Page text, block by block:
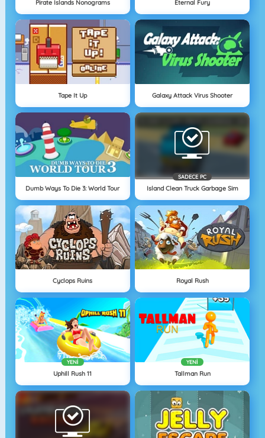
Pirate Islands Nonograms Eternal Fury
Tape It Up Galaxy Attack Virus Shooter
Dumb Ways To Die 3: World Tour
SADECE PC
Island Clean Truck Garbage Sim
Cyclops Ruins Royal Rush
YENI
Uphill Rush 11
YENI
Tallman Run